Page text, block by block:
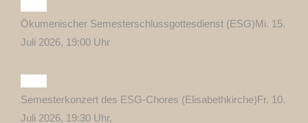
Ökumenischer Semesterschlussgottesdienst (ESG)Mi. 15.
Juli 2026, 19:00 Uhr
Semesterkonzert des ESG-Chores (Elisabethkirche)Fr. 10.
Juli 2026, 19:30 Uhr,